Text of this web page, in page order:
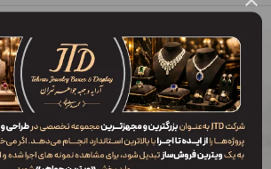
آرایه و جعبه جواهر تهران / شعبه بازار (پاساژ خرداد)
شعبه بازار (پاساژ